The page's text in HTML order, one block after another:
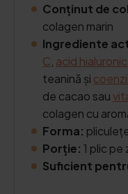
Conținut de
colagen marin
Ingrediente
C acid hialuronic
teanină și
de cacao sau
colagen cu
Forma:
Porție: 1 plic pe
Suficient